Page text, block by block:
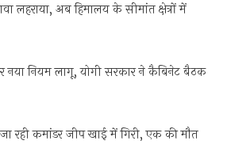
लहराया, अब हिमालय के सीमांत क्षेत्रों में
नया नियम लागू, योगी सरकार ने कैबिनेट बैठक
जा रही कमांडर जीप खाई में गिरी, एक की मौत